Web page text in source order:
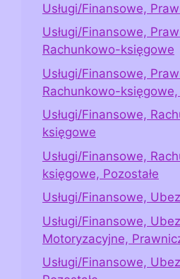
Usługi/Finansowe,
Usługi/Finansowe,
Rachunkowo-księgowe
Usługi/Finansowe,
Rachunkowo-księgowe,
Usługi/Finansowe,
księgowe
Usługi/Finansowe,
księgowe, Pozostałe
Usługi/Finansowe,
Usługi/Finansowe,
Motoryzacyjne,
Usługi/Finansowe,